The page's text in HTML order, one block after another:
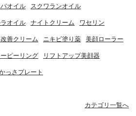
オイル スクワランオイル
オイル ナイトクリーム ワセリン
善クリーム ニキビ塗り薬 美顔ローラー
ピーリング リフトアップ美顔器
っさプレート
カテゴリ一覧へ